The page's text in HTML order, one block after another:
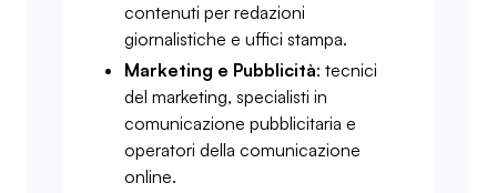
contenuti per redazioni
giornalistiche e uffici stampa.
Marketing e Pubblicità: tecnici
del marketing, specialisti in
comunicazione pubblicitaria e
operatori della comunicazione
online.